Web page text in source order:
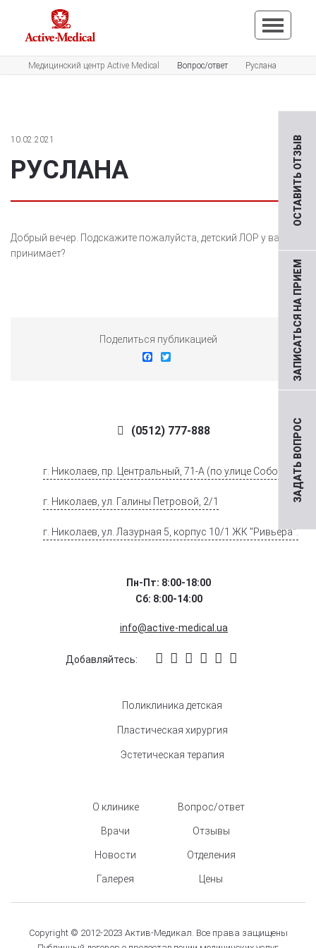
ЗАДАТЬ ВОПРОС
ЗАПИСАТЬСЯ НА ПРИЕМ
ОСТАВИТЬ ОТЗЫВ
Медицинский центр Active Medical Вопрос/ответ Руслана
10.02.2021
РУСЛАНА
Добрый вечер. Подскажите пожалуйста, детский ЛОР у вас
принимает?
Поделиться публикацией
Facebook
(0512) 777-888
г. Николаев, пр. Центральный, 71-А (по улице Соборной)
г. Николаев, ул. Галины Петровой, 2/1
г. Николаев, ул. Лазурная 5, корпус 10/1 ЖК "Ривьера".
Пн-Пт: 8:00-18:00
Сб: 8:00-14:00
info@active-medical.ua
Добавляйтесь:
Поликлиника детская
Пластическая хирургия
Эстетическая терапия
О клинике
Врачи
Новости
Галерея
Вопрос/ответ
Отзывы
Отделения
Цены
Copyright © 2012-2023 Актив-Медикал. Все права защищены